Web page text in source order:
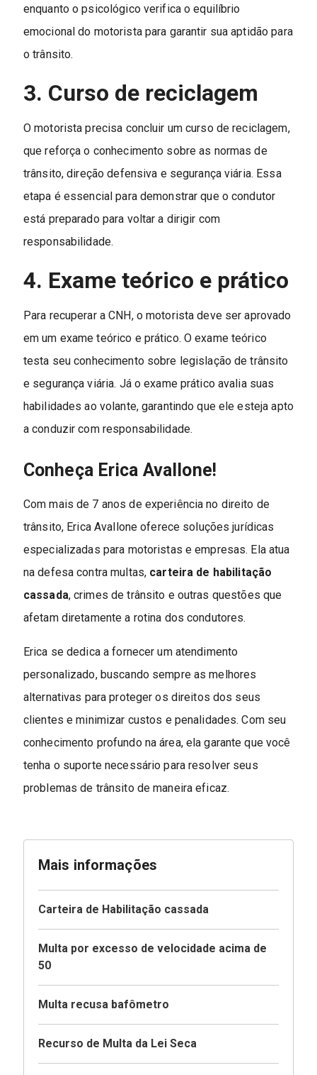
enquanto o psicológico verifica o equilíbrio
emocional do motorista para garantir sua aptidão para
o trânsito.
3. Curso de reciclagem
O motorista precisa concluir um curso de reciclagem,
que reforça o conhecimento sobre as normas de
trânsito, direção defensiva e segurança viária. Essa
etapa é essencial para demonstrar que o condutor
está preparado para voltar a dirigir com
responsabilidade.
4. Exame teórico e prático
Para recuperar a CNH, o motorista deve ser aprovado
em um exame teórico e prático. O exame teórico
testa seu conhecimento sobre legislação de trânsito
e segurança viária. Já o exame prático avalia suas
habilidades ao volante, garantindo que ele esteja apto
a conduzir com responsabilidade.
Conheça Erica Avallone!
Com mais de 7 anos de experiência no direito de
trânsito, Erica Avallone oferece soluções jurídicas
especializadas para motoristas e empresas. Ela atua
na defesa contra multas, carteira de habilitação
cassada, crimes de trânsito e outras questões que
afetam diretamente a rotina dos condutores.
Erica se dedica a fornecer um atendimento
personalizado, buscando sempre as melhores
alternativas para proteger os direitos dos seus
clientes e minimizar custos e penalidades. Com seu
conhecimento profundo na área, ela garante que você
tenha o suporte necessário para resolver seus
problemas de trânsito de maneira eficaz.
Mais informações
Carteira de Habilitação cassada
Multa por excesso de velocidade acima de
50
Multa recusa bafômetro
Recurso de Multa da Lei Seca